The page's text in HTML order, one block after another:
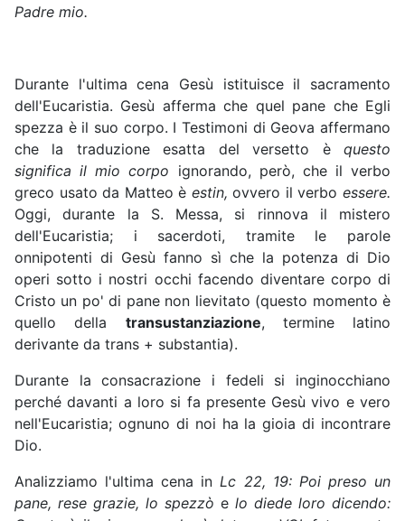
Padre mio.
Durante l'ultima cena Gesù istituisce il sacramento
dell'Eucaristia. Gesù afferma che quel pane che Egli
spezza è il suo corpo. I Testimoni di Geova affermano
che la traduzione esatta del versetto è questo
significa il mio corpo ignorando, però, che il verbo
greco usato da Matteo è estin,ovvero il verboessere.
Oggi, durante la S. Messa, si rinnova il mistero
dell'Eucaristia; i sacerdoti, tramite le parole
onnipotenti di Gesù fanno sì che la potenza di Dio
operi sotto i nostri occhi facendo diventare corpo di
Cristo un po' di pane non lievitato (questo momento è
quello della transustanziazione, termine latino
derivante da trans + substantia).
Durante la consacrazione i fedeli si inginocchiano
perché davanti a loro si fa presente Gesù vivo e vero
nell'Eucaristia; ognuno di noi ha la gioia di incontrare
Dio.
Analizziamo l'ultima cena in Lc 22, 19: Poi preso un
pane, rese grazie, lo spezzò e lo diede loro dicendo: